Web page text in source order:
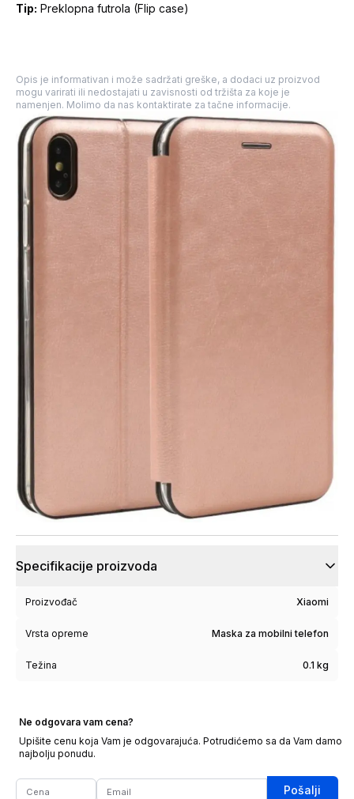
Tip: Preklopna futrola (Flip case)
Opis je informativan i može sadržati greške, a dodaci uz proizvod
mogu varirati ili nedostajati u zavisnosti od tržišta za koje je
namenjen. Molimo da nas kontaktirate za tačne informacije.
Specifikacije proizvoda
Proizvođač Xiaomi
Vrsta opreme Maska za mobilni telefon
Težina 0.1 kg
Ne odgovara vam cena?
Upišite cenu koja Vam je odgovarajuća. Potrudićemo sa da Vam damo
najbolju ponudu.
Pošalji